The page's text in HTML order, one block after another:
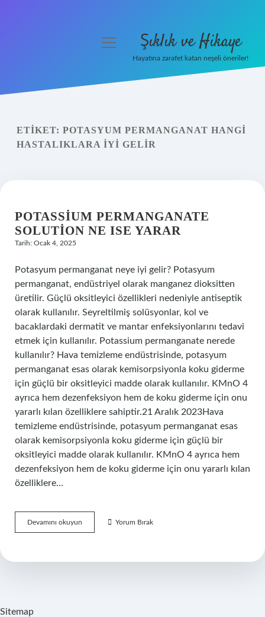
Yasal Uyarı
menüyü
Şıklık ve Hikaye
Hayatına zarafet katan neşeli öneriler!
ETIKET: POTASYUM PERMANGANAT HANGI
HASTALIKLARA IYI GELIR
POTASSIUM PERMANGANATE
SOLUTION NE ISE YARAR
Tarih: Ocak 4, 2025
Potasyum permanganat neye iyi gelir? Potasyum
permanganat, endüstriyel olarak manganez dioksitten
üretilir. Güçlü oksitleyici özellikleri nedeniyle antiseptik
olarak kullanılır. Seyreltilmiş solüsyonlar, kol ve
bacaklardaki dermatit ve mantar enfeksiyonlarını tedavi
etmek için kullanılır. Potassium permanganate nerede
kullanılır? Hava temizleme endüstrisinde, potasyum
permanganat esas olarak kemisorpsiyonla koku giderme
için güçlü bir oksitleyici madde olarak kullanılır. KMnO 4
ayrıca hem dezenfeksiyon hem de koku giderme için onu
yararlı kılan özelliklere sahiptir.21 Aralık 2023Hava
temizleme endüstrisinde, potasyum permanganat esas
olarak kemisorpsiyonla koku giderme için güçlü bir
oksitleyici madde olarak kullanılır. KMnO 4 ayrıca hem
dezenfeksiyon hem de koku giderme için onu yararlı kılan
özelliklere…
Devamını okuyun Potassium
Permanganate
Ise
Yorum Bırak
Sitemap